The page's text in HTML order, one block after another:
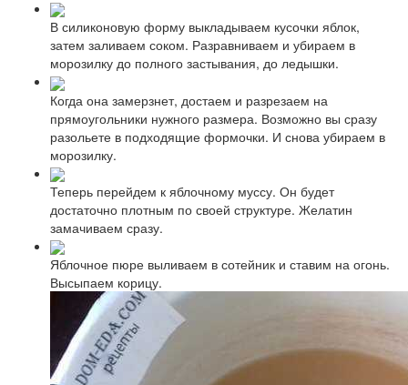
В силиконовую форму выкладываем кусочки яблок,
затем заливаем соком. Разравниваем и убираем в
морозилку до полного застывания, до ледышки.
Когда она замерзнет, достаем и разрезаем на
прямоугольники нужного размера. Возможно вы сразу
разольете в подходящие формочки. И снова убираем в
морозилку.
Теперь перейдем к яблочному муссу. Он будет
достаточно плотным по своей структуре. Желатин
замачиваем сразу.
Яблочное пюре выливаем в сотейник и ставим на огонь.
Высыпаем корицу.